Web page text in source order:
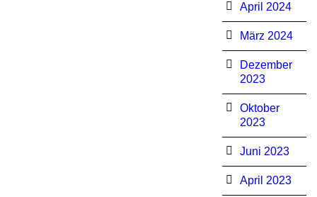
April 2024
März 2024
Dezember
2023
Oktober
2023
Juni 2023
April 2023